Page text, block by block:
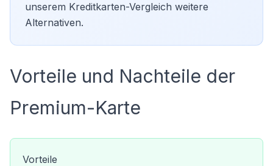
unserem Kreditkarten-Vergleich weitere
Alternativen.
Vorteile und Nachteile der
Premium-Karte
Vorteile